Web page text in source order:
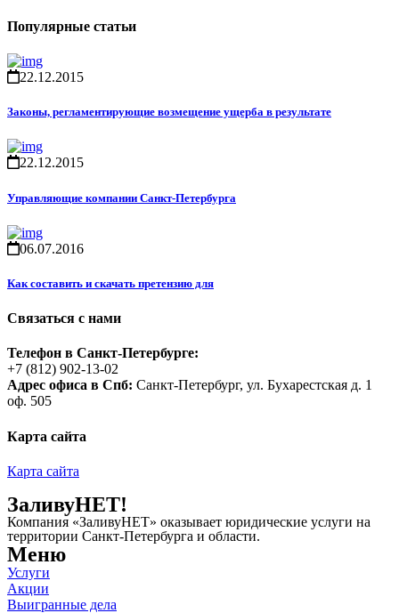
Популярные статьи
22.12.2015
Законы, регламентирующие возмещение ущерба в результате
22.12.2015
Управляющие компании Санкт-Петербурга
06.07.2016
Как составить и скачать претензию для
Связаться с нами
Телефон в Санкт-Петербурге:
+7 (812) 902-13-02
Адрес офиса в Спб: Санкт-Петербург, ул. Бухарестская д. 1
оф. 505
Карта сайта
Карта сайта
ЗаливуНЕТ!
Компания «ЗаливуНЕТ» оказывает юридические услуги на
территории Санкт-Петербурга и области.
Меню
Услуги
Акции
Выигранные дела